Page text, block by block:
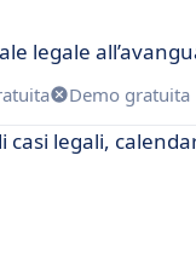
legale
Demo gratuita
casi legali,